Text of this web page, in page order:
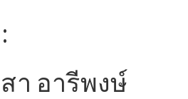
า อารีพงษ์